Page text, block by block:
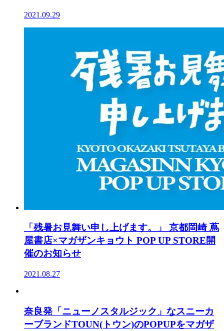
2021.09.29
「残暑お見舞い申し上げます。」 京都岡崎 蔦
屋書店×マガザンキョウト POP UP STORE開
催のお知らせ
2021.08.27
奈良発「ニューノスタルジック」なスニーカ
ーブランドTOUN(トウン)のPOPUPをマガザ